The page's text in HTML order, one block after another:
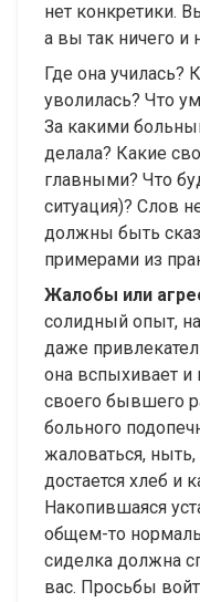
нет конкретики.
а вы так ничего и
Где она училась?
уволилась? Что
За какими
делала? Какие
главными? Что
ситуация)? Слов
должны быть
примерами из
Жалобы или
солидный опыт,
даже
она вспыхивает и
своего бывшего
больного
жаловаться,
достается хлеб и
Накопившаяся
общем-то
сиделка должна
вас. Просьбы